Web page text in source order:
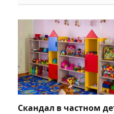
Скандал в частном